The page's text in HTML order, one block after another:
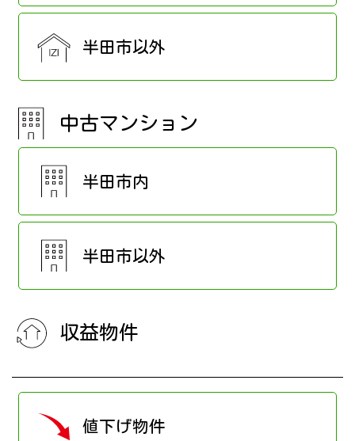
半田市以外
中古マンション
半田市内
半田市以外
収益物件
値下げ物件